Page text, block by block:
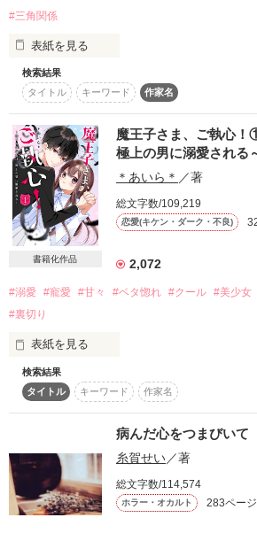
あ、やばい。
「え、なに……」
「こ、これは、その……」
中学の頃からずっと隠し通してきた秘密を
「まさか、おまえ……」
*
疎遠になっていた幼なじみに
バレちゃいました。
冷徹で“百獣の王”と噂されているNo.1暴走
×
いろんな不運に晒され、心を閉じ込めた少
〈No.1暴走族、鬼龍〉
冷徹と有名な総長【No.1】
獅子堂 士綺  Shiki Shishido
ふんわり笑顔の副総長【No.2】
天王寺 憐夜  Renya Tennouji
無口でクールな実は優しいハッカー【No.3
如月 玲音  Reon Kisaragi
裏アリ(？)な優しい仲介役【No.4】
皇 涼  Ryo Sumeragi
幸せを忘れた少女
かつての幼馴染みは、私を嫌い、離れて
しかし。
#三角関係
表紙を見る
「オレ トップアイドルなんだけど」
「ごめん 知らない」
「・・・えっ?」
学校では冴えない男
だが、その正体は!?
トップアイドル
こと
坂口 幸之助
17才
×
上原 凜
17才
検索結果
タイトル
キーワード 作家名
書籍化作品
魔王子さま、ご執心！
極上の男に溺愛される
＊あいら＊ ／著
総文字数/109,219
恋愛(キケン・ダーク・不良)
2,072
#溺愛 #寵愛 #甘々 #ベタ惚れ #クール #美少女
#裏切り
表紙を見る
※試し読みのため、途中までの公開とな
あるところに、それはそれは美しい少女が
検索結果
タイトル
キーワード 作家名
病んだ心をつまびいて
糸賀せい／著
総文字数/114,574
ホラー・オカルト 283ページ